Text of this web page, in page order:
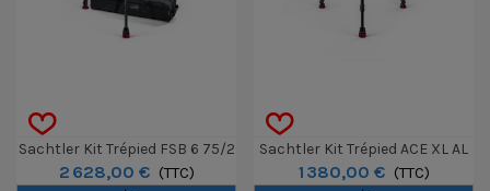
Sachtler Kit Trépied FSB 6 75/2
CF MS MK II
2 628,00 € (TTC)
Sachtler Kit Trépied ACE XL AL
GS Mk II
1 380,00 € (TTC)